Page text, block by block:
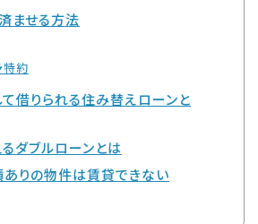
ませる方法
特約
借りられる住み替えローンと
ダブルローンとは
りの物件は賃貸できない